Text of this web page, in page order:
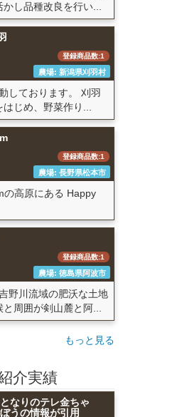
し品種改良を行い...
登録商品数:1
農場: 新潟県刈羽村
しております。 刈羽
じめ、野菜作り...
登録商品数:1
農場: 長野県松本市
の高原にある Happy
登録商品数:1
農場: 徳島県阿波市
川流域の肥沃な土地
周囲が剣山麓と阿...
もっと見る
介実績
なりのテレ金ちゃ
うの情報が引用